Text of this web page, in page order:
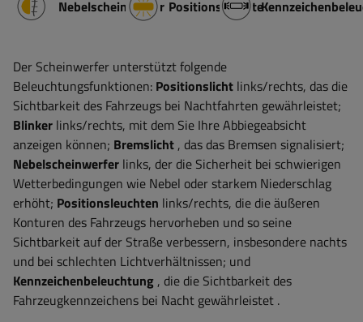
Nebelscheinwerfer Positionsleuchte
Der Scheinwerfer unterstützt folgende
Beleuchtungsfunktionen: Positionslicht links/rechts, das die
Sichtbarkeit des Fahrzeugs bei Nachtfahrten gewährleistet;
Blinker links/rechts, mit dem Sie Ihre Abbiegeabsicht
anzeigen können; Bremslicht , das das Bremsen signalisiert;
Nebelscheinwerfer links, der die Sicherheit bei schwierigen
Wetterbedingungen wie Nebel oder starkem Niederschlag
erhöht; Positionsleuchten links/rechts, die die äußeren
Konturen des Fahrzeugs hervorheben und so seine
Sichtbarkeit auf der Straße verbessern, insbesondere nachts
und bei schlechten Lichtverhältnissen; und
Kennzeichenbeleuchtung , die die Sichtbarkeit des
Fahrzeugkennzeichens bei Nacht gewährleistet .